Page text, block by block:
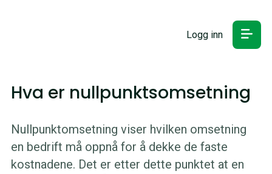
Logg inn
Hva er nullpunktsomsetning
Nullpunktomsetning viser hvilken omsetning
en bedrift må oppnå for å dekke de faste
kostnadene. Det er etter dette punktet at en